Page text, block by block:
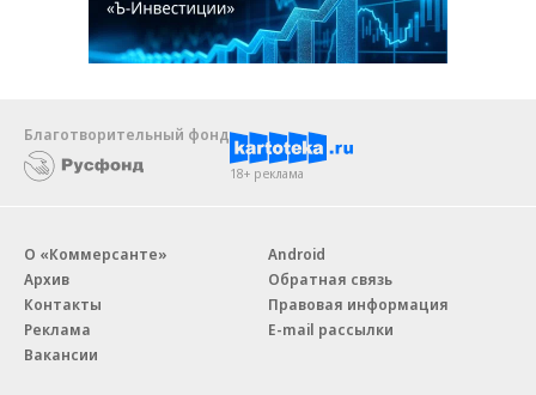
Благотворительный фонд
18+ реклама
О «Коммерсанте»
Архив
Контакты
Реклама
Вакансии
Android
Обратная связь
Правовая информация
E-mail рассылки